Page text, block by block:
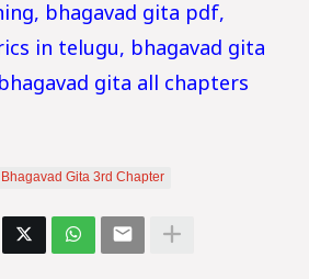
bhagavad gita pdf,
in telugu, bhagavad gita
gita all chapters
Bhagavad Gita 3rd Chapter